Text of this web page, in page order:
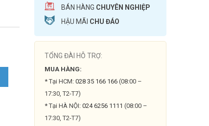
BÁN HÀNG CHUYÊN NGHIỆP
HẬU MÃI CHU ĐÁO
TỔNG ĐÀI HỖ TRỢ:
MUA HÀNG:
* Tại HCM: 028 35 166 166 (08:00 –
17:30, T2-T7)
* Tại HÀ NỘI: 024 6256 1111 (08:00 –
17:30, T2-T7)